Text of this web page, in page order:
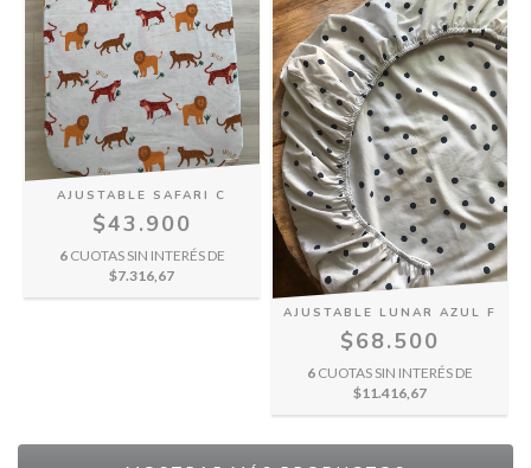
AJUSTABLE SAFARI C
$43.900
6 CUOTAS SIN INTERÉS DE
$7.316,67
AJUSTABLE LUNAR AZUL F
$68.500
6 CUOTAS SIN INTERÉS DE
$11.416,67